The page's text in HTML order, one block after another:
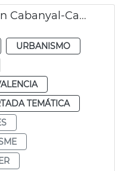
Venta 15 inmuebles Plan Cabanyal-Canyamelar
URBANISMO
TEMÁTICA